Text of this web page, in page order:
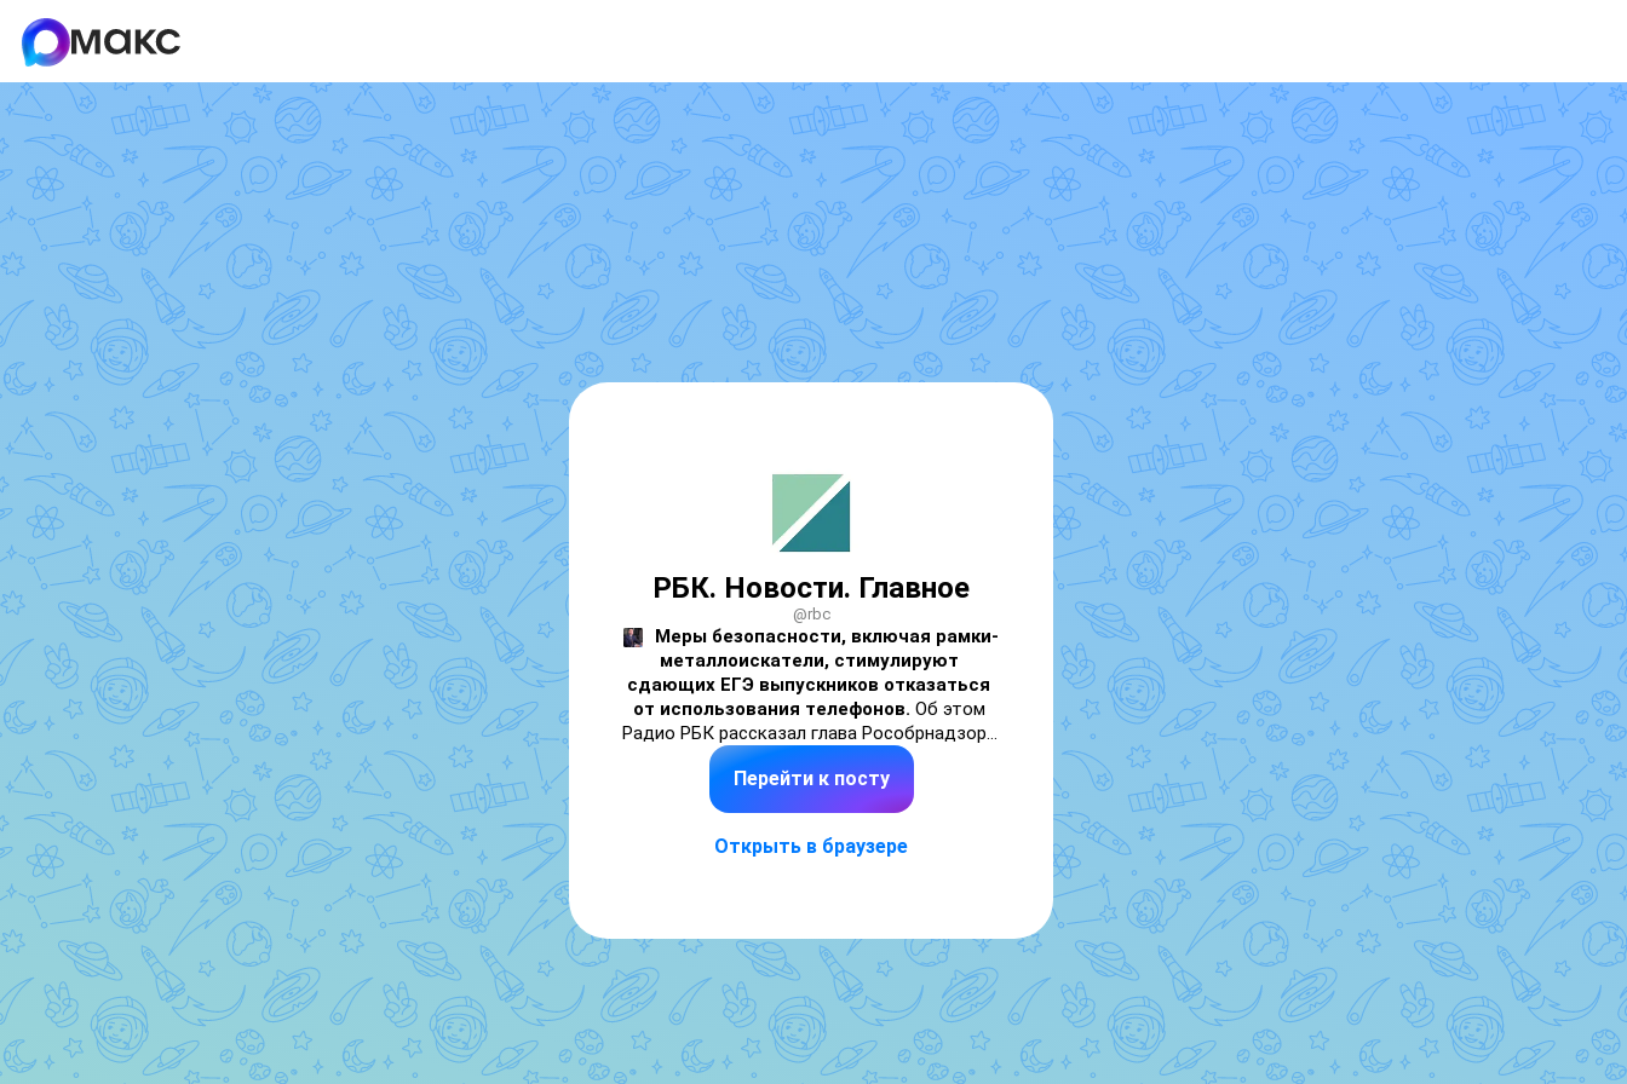
РБК. Новости. Главное
@rbc
Меры безопасности, включая рамки-
металлоискатели, стимулируют
сдающих ЕГЭ выпускников отказаться
от использования телефонов. Об этом
Радио РБК рассказал глава Рособрнадзора
Анзор Музаев.
«Рамка позволяет не допустить вот это
многих», — уверен он.
🎙 Подключайтесь к прямому эфиру
задавайте вопросы в наш бот.
Перейти к посту
Открыть в браузере